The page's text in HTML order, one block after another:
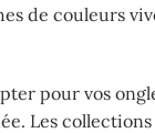
de couleurs
pour vos
Les